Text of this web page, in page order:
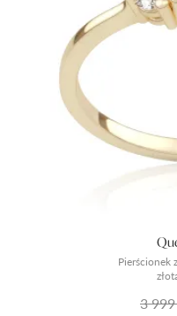
Pierścionek
3 999